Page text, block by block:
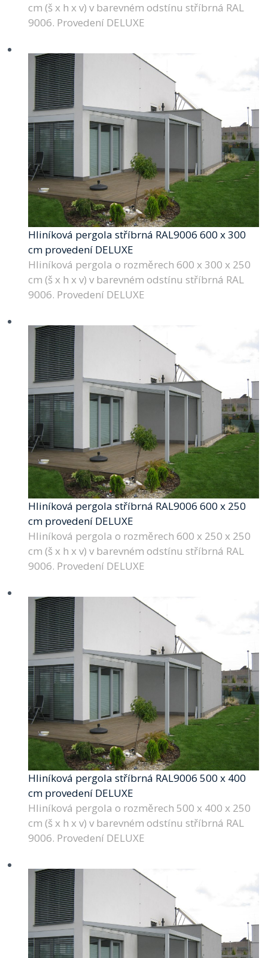
cm (š x h x v) v barevném odstínu stříbrná RAL
9006. Provedení DELUXE
Hliníková pergola stříbrná RAL9006 600 x 300
cm provedení DELUXE
Hliníková pergola o rozměrech 600 x 300 x 250
cm (š x h x v) v barevném odstínu stříbrná RAL
9006. Provedení DELUXE
Hliníková pergola stříbrná RAL9006 600 x 250
cm provedení DELUXE
Hliníková pergola o rozměrech 600 x 250 x 250
cm (š x h x v) v barevném odstínu stříbrná RAL
9006. Provedení DELUXE
Hliníková pergola stříbrná RAL9006 500 x 400
cm provedení DELUXE
Hliníková pergola o rozměrech 500 x 400 x 250
cm (š x h x v) v barevném odstínu stříbrná RAL
9006. Provedení DELUXE